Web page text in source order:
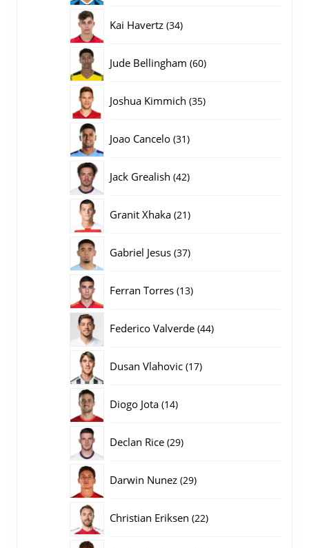
Kai Havertz 3434
Jude Bellingham 6060
Joshua Kimmich 3535
Joao Cancelo 3131
Jack Grealish 4242
Granit Xhaka 2121
Gabriel Jesus 3737
Ferran Torres 1313
Federico Valverde 4444
Dusan Vlahovic 1717
Diogo Jota 1414
Declan Rice 2929
Darwin Nunez 2929
Christian Eriksen 2222